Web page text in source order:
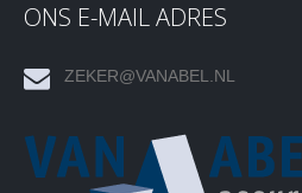
ONS E-MAIL ADRES
ZEKER@VANABEL.NL